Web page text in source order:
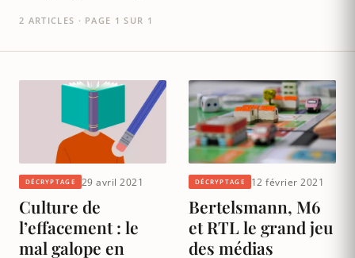
2 ARTICLES · PAGE 1 SUR 1
DÉCRYPTAGE 29 avril 2021
Culture de
l’effacement : le
mal galope en
DÉCRYPTAGE 12 février 2021
Bertelsmann, M6
et RTL le grand jeu
des médias